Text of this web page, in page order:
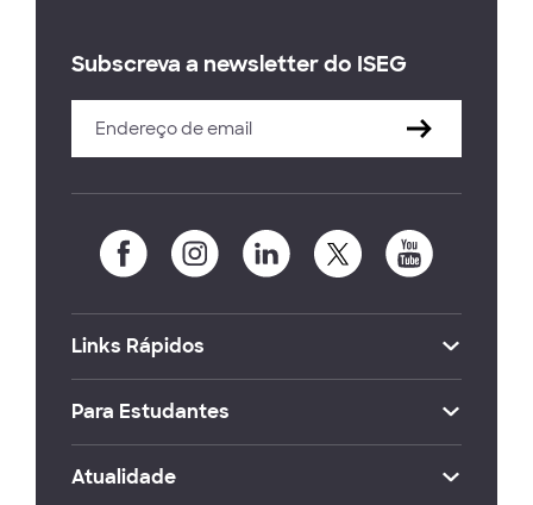
Subscreva a newsletter do ISEG
Links Rápidos
Para Estudantes
Atualidade